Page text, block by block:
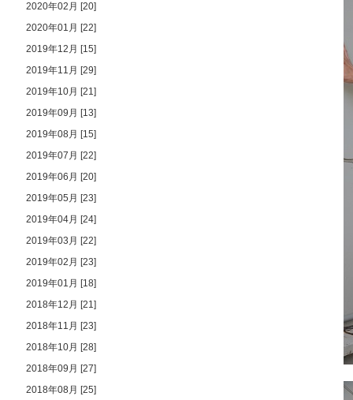
2020年02月 [20]
2020年01月 [22]
2019年12月 [15]
2019年11月 [29]
2019年10月 [21]
2019年09月 [13]
2019年08月 [15]
2019年07月 [22]
2019年06月 [20]
2019年05月 [23]
2019年04月 [24]
2019年03月 [22]
2019年02月 [23]
2019年01月 [18]
2018年12月 [21]
2018年11月 [23]
2018年10月 [28]
2018年09月 [27]
2018年08月 [25]